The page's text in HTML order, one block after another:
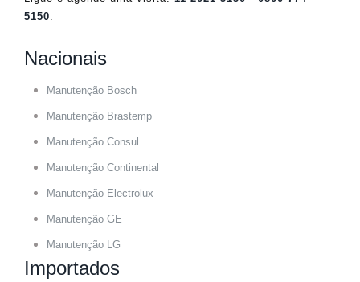
5150
Nacionais
Manutenção Bosch
Manutenção Brastemp
Manutenção Consul
Manutenção Continental
Manutenção Electrolux
Manutenção GE
Manutenção LG
Importados